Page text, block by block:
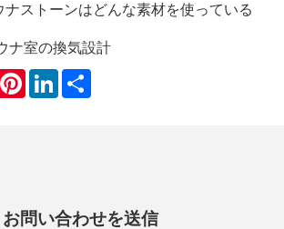
ナストーンはどんな素材を使っている
ナ室の換気設計
PinterestLinkedIn
お問い合わせを送信